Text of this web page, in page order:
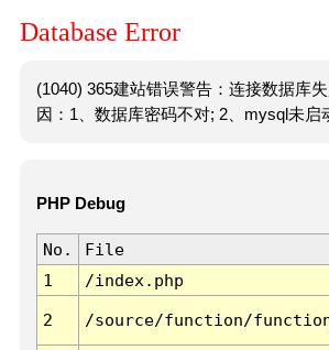
Database Error
(1040) 365建站错误警告：连接数据库
因：1、数据库密码不对; 2、mysql未启
PHP Debug
No. File
1
/index.php
2 /source/function/